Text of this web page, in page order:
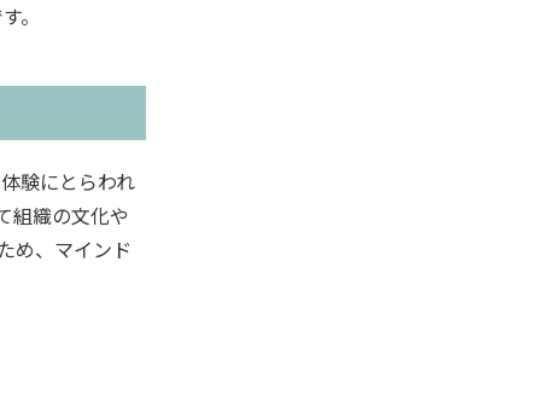
。
験にとらわれ
組織の文化や
め、マインド